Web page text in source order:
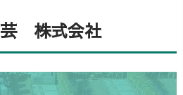
株式会社